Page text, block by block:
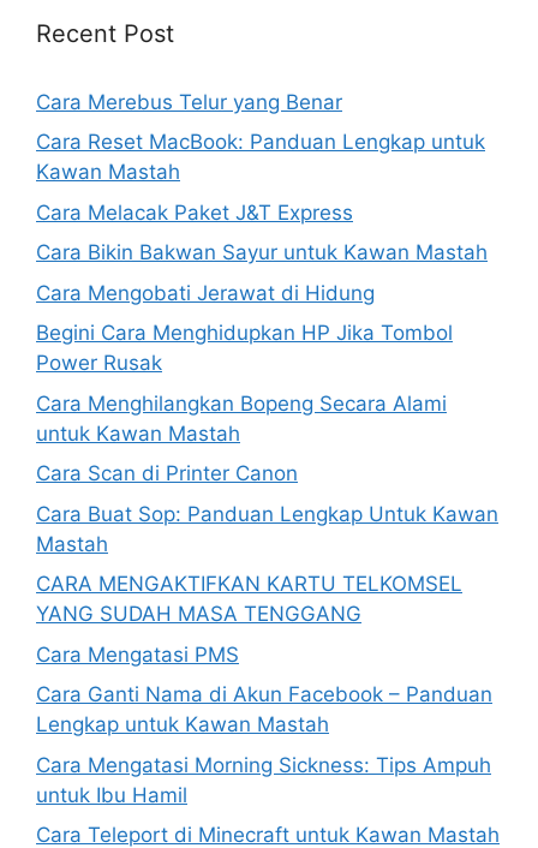
Recent Post
Cara Merebus Telur yang Benar
Cara Reset MacBook: Panduan Lengkap untuk
Kawan Mastah
Cara Melacak Paket J&T Express
Cara Bikin Bakwan Sayur untuk Kawan Mastah
Cara Mengobati Jerawat di Hidung
Begini Cara Menghidupkan HP Jika Tombol
Power Rusak
Cara Menghilangkan Bopeng Secara Alami
untuk Kawan Mastah
Cara Scan di Printer Canon
Cara Buat Sop: Panduan Lengkap Untuk Kawan
Mastah
CARA MENGAKTIFKAN KARTU TELKOMSEL
YANG SUDAH MASA TENGGANG
Cara Mengatasi PMS
Cara Ganti Nama di Akun Facebook – Panduan
Lengkap untuk Kawan Mastah
Cara Mengatasi Morning Sickness: Tips Ampuh
untuk Ibu Hamil
Cara Teleport di Minecraft untuk Kawan Mastah